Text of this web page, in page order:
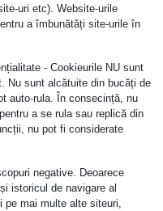
uri etc). Website-urile
a îmbunătăți site-urile în
- Cookieurile NU sunt
Nu sunt alcătuite din bucăți de
auto-rula. În consecință, nu
a se rula sau replică din
nu pot fi considerate
negative. Deoarece
istoricul de navigare al
mai multe alte siteuri,